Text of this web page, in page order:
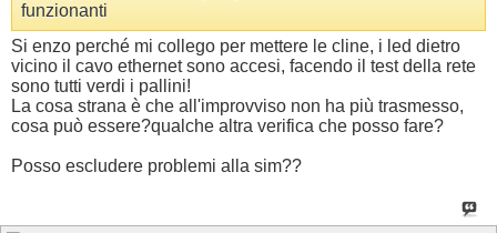
funzionanti
Si enzo perché mi collego per mettere le cline, i led dietro
vicino il cavo ethernet sono accesi, facendo il test della rete
sono tutti verdi i pallini!
La cosa strana è che all'improvviso non ha più trasmesso,
cosa può essere?qualche altra verifica che posso fare?
Posso escludere problemi alla sim??